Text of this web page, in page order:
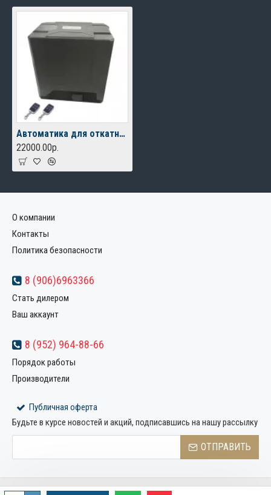
Автоматика для откатных ворот FURNITEH PY 800 AC
22000.00р.
О компании
Контакты
Политика безопасности
8 (906)6963366
Стать дилером
Ваш аккаунт
8 (952) 964-88-66
Порядок работы
Производители
Публичная оферта
Будьте в курсе новостей и акций, подписавшись на нашу рассылку
ОТПРАВИТЬ